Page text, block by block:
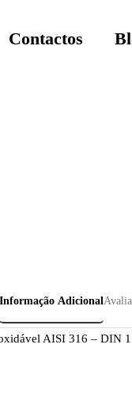
Contactos
Informação Adicional
AISI 316 – DIN